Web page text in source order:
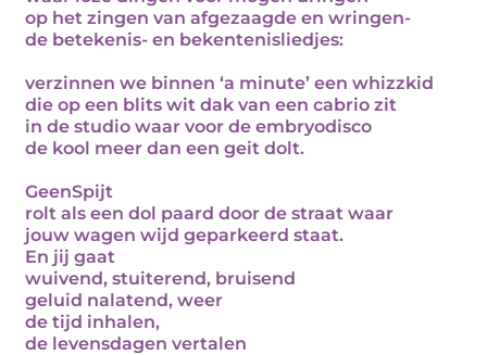
op het zingen van afgezaagde en wringen-
de betekenis- en bekentenisliedjes:
verzinnen we binnen ‘a minute’ een whizzkid
die op een blits wit dak van een cabrio zit
in de studio waar voor de embryodisco
de kool meer dan een geit dolt.
GeenSpijt
rolt als een dol paard door de straat waar
jouw wagen wijd geparkeerd staat.
En jij gaat
wuivend, stuiterend, bruisend
geluid nalatend, weer
de tijd inhalen,
de levensdagen vertalen